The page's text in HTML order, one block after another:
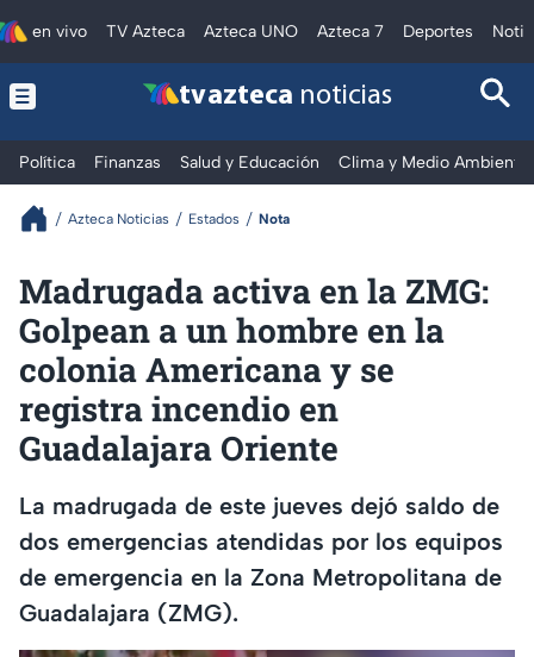
en vivo TV Azteca Azteca UNO Azteca 7 Deportes
tv azteca noticias
Política Finanzas Salud y Educación Clima y Medio Ambiente
Azteca Noticias Estados Nota
Madrugada activa en la ZMG:
Golpean a un hombre en la
colonia Americana y se
registra incendio en
Guadalajara Oriente
La madrugada de este jueves dejó saldo de
dos emergencias atendidas por los equipos
de emergencia en la Zona Metropolitana de
Guadalajara (ZMG).